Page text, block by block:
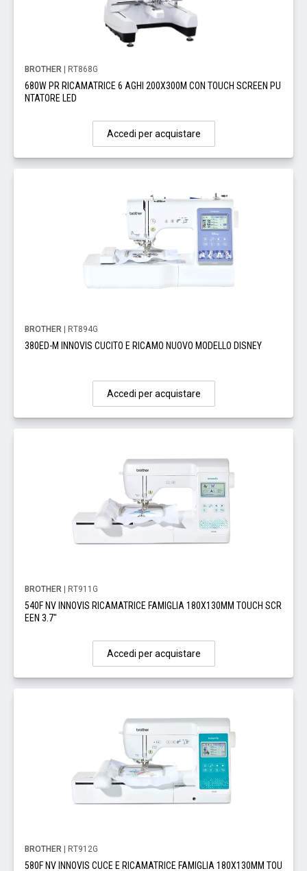
BROTHER | RT868G
680W PR RICAMATRICE 6 AGHI 200X300M CON TOUCH SCREEN PU
NTATORE LED
Accedi per acquistare
BROTHER | RT894G
380ED-M INNOVIS CUCITO E RICAMO NUOVO MODELLO DISNEY
Accedi per acquistare
BROTHER | RT911G
540F NV INNOVIS RICAMATRICE FAMIGLIA 180X130MM TOUCH SCR
EEN 3.7"
Accedi per acquistare
BROTHER | RT912G
580F NV INNOVIS CUCE E RICAMATRICE FAMIGLIA 180X130MM TOU